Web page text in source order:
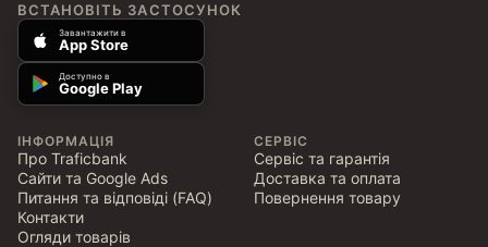
ВСТАНОВІТЬ ЗАСТОСУНОК
Завантажити в
App Store
Доступно в
Google Play
ІНФОРМАЦІЯ
Про Traficbank
Сайти та Google Ads
Питання та відповіді (FAQ)
Контакти
Огляди товарів
СЕРВІС
Сервіс та гарантія
Доставка та оплата
Повернення товару